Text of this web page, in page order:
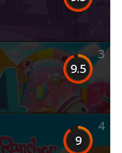
3
9.5
4
9